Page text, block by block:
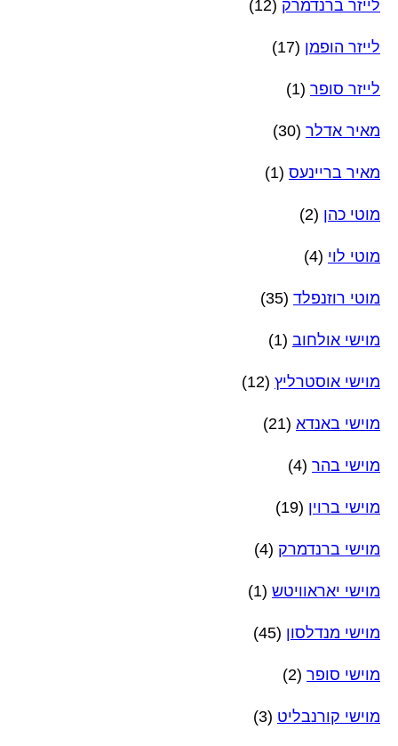
לייזר ברנדמרק (12)
לייזר הופמן (17)
לייזר סופר (1)
מאיר אדלר (30)
מאיר בריינעס (1)
מוטי כהן (2)
מוטי לוי (4)
מוטי רוזנפלד (35)
מוישי אולחוב (1)
מוישי אוסטרליץ (12)
מוישי באנדא (21)
מוישי בהר (4)
מוישי ברוין (19)
מוישי ברנדמרק (4)
מוישי יאראוויטש (1)
מוישי מנדלסון (45)
מוישי סופר (2)
מוישי קורנבליט (3)